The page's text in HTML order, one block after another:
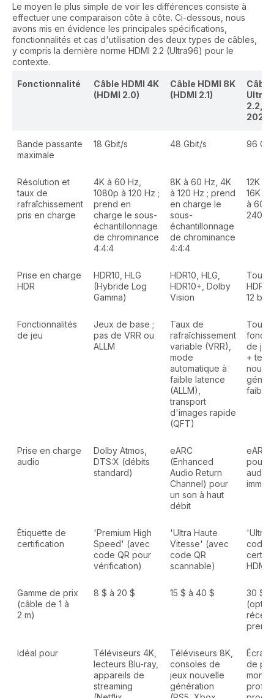
Le moyen le plus simple de voir les différences consiste à
effectuer une comparaison côte à côte. Ci-dessous, nous
avons mis en évidence les principales spécifications,
fonctionnalités et cas d'utilisation des deux types de câbles,
y compris la dernière norme HDMI 2.2 (Ultra96) pour le
contexte.
Fonctionnalité
Câble HDMI 4K
(HDMI 2.0)
Câble HDMI 8K
(HDMI 2.1)
Câble
2.2,
2025)
Bande passante
maximale
18 Gbit/s 48 Gbit/s 96
Résolution et
taux de
rafraîchissement
pris en charge
4K à 60 Hz,
1080p à 120 Hz ;
prend en
charge le sous-
échantillonnage
de chrominance
4:4:4
8K à 60 Hz, 4K
à 120 Hz ; prend
en charge le
sous-
échantillonnage
de chrominance
4:4:4
12K à
16K à
à 60
240
Prise en charge
HDR
HDR10, HLG
(Hybride Log
Gamma)
HDR10, HLG,
HDR10+, Dolby
Vision
Tous
HDR
12
Fonctionnalités
de jeu
Jeux de base ;
pas de VRR ou
ALLM
Taux de
rafraîchissement
variable (VRR),
mode
automatique à
faible latence
(ALLM),
transport
d'images rapide
(QFT)
de jeu
+
faible
Prise en charge
audio
Dolby Atmos,
DTS:X (débits
standard)
eARC
(Enhanced
Audio Return
Channel) pour
un son à haut
débit
eARC
pour
audio
Étiquette de
certification
'Premium High
Speed' (avec
code QR pour
vérification)
'Ultra Haute
Vitesse' (avec
code QR
scannable)
code
HDMI
Gamme de prix
(câble de 1 à
2 m)
8 $ à 20 $ 15 $ à 40 $
30 $
Idéal pour
Téléviseurs 4K,
lecteurs Blu-ray,
appareils de
streaming
Téléviseurs 8K,
consoles de
jeux nouvelle
génération
de